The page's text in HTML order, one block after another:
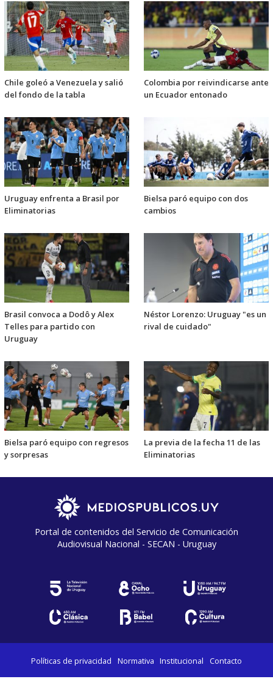
Chile goleó a Venezuela y salió
del fondo de la tabla
Colombia por reivindicarse ante
un Ecuador entonado
Uruguay enfrenta a Brasil por
Eliminatorias
Bielsa paró equipo con dos
cambios
Brasil convoca a Dodô y Alex
Telles para partido con
Uruguay
Néstor Lorenzo: Uruguay "es un
rival de cuidado"
Bielsa paró equipo con regresos
y sorpresas
La previa de la fecha 11 de las
Eliminatorias
Portal de contenidos del Servicio de Comunicación
Audiovisual Nacional - SECAN - Uruguay
Políticas de privacidad Normativa Institucional Contacto